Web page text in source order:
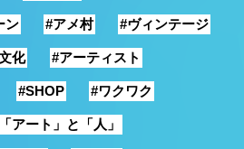
ン #アメ村 #ヴィンテージ
化 #アーティスト
#SHOP #ワクワク
アート」と「人」